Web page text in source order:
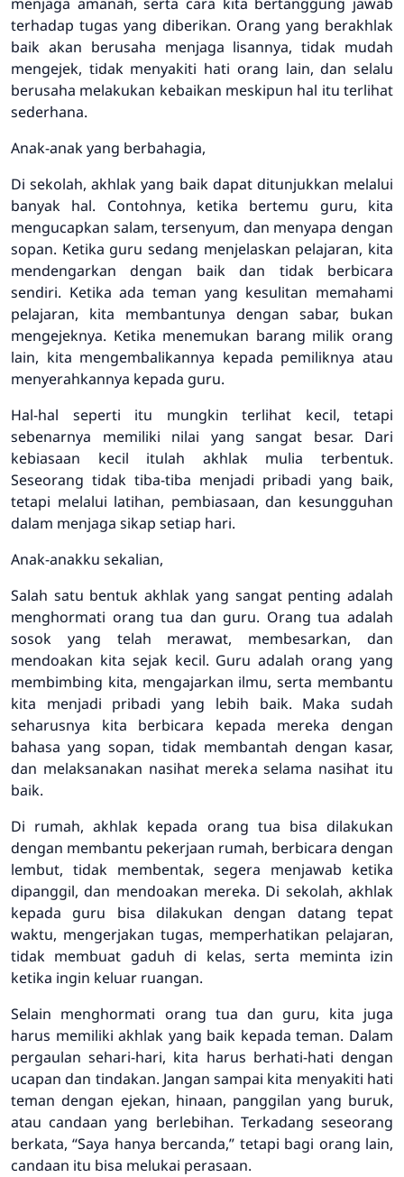
menjaga amanah, serta cara kita bertanggung jawab
terhadap tugas yang diberikan. Orang yang berakhlak
baik akan berusaha menjaga lisannya, tidak mudah
mengejek, tidak menyakiti hati orang lain, dan selalu
berusaha melakukan kebaikan meskipun hal itu terlihat
sederhana.
Anak-anak yang berbahagia,
Di sekolah, akhlak yang baik dapat ditunjukkan melalui
banyak hal. Contohnya, ketika bertemu guru, kita
mengucapkan salam, tersenyum, dan menyapa dengan
sopan. Ketika guru sedang menjelaskan pelajaran, kita
mendengarkan dengan baik dan tidak berbicara
sendiri. Ketika ada teman yang kesulitan memahami
pelajaran, kita membantunya dengan sabar, bukan
mengejeknya. Ketika menemukan barang milik orang
lain, kita mengembalikannya kepada pemiliknya atau
menyerahkannya kepada guru.
Hal-hal seperti itu mungkin terlihat kecil, tetapi
sebenarnya memiliki nilai yang sangat besar. Dari
kebiasaan kecil itulah akhlak mulia terbentuk.
Seseorang tidak tiba-tiba menjadi pribadi yang baik,
tetapi melalui latihan, pembiasaan, dan kesungguhan
dalam menjaga sikap setiap hari.
Anak-anakku sekalian,
Salah satu bentuk akhlak yang sangat penting adalah
menghormati orang tua dan guru. Orang tua adalah
sosok yang telah merawat, membesarkan, dan
mendoakan kita sejak kecil. Guru adalah orang yang
membimbing kita, mengajarkan ilmu, serta membantu
kita menjadi pribadi yang lebih baik. Maka sudah
seharusnya kita berbicara kepada mereka dengan
bahasa yang sopan, tidak membantah dengan kasar,
dan melaksanakan nasihat mereka selama nasihat itu
baik.
Di rumah, akhlak kepada orang tua bisa dilakukan
dengan membantu pekerjaan rumah, berbicara dengan
lembut, tidak membentak, segera menjawab ketika
dipanggil, dan mendoakan mereka. Di sekolah, akhlak
kepada guru bisa dilakukan dengan datang tepat
waktu, mengerjakan tugas, memperhatikan pelajaran,
tidak membuat gaduh di kelas, serta meminta izin
ketika ingin keluar ruangan.
Selain menghormati orang tua dan guru, kita juga
harus memiliki akhlak yang baik kepada teman. Dalam
pergaulan sehari-hari, kita harus berhati-hati dengan
ucapan dan tindakan. Jangan sampai kita menyakiti hati
teman dengan ejekan, hinaan, panggilan yang buruk,
atau candaan yang berlebihan. Terkadang seseorang
berkata, “Saya hanya bercanda,” tetapi bagi orang lain,
candaan itu bisa melukai perasaan.